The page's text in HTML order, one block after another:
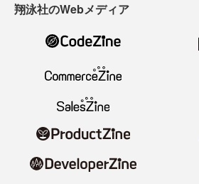
翔泳社のWebメディア